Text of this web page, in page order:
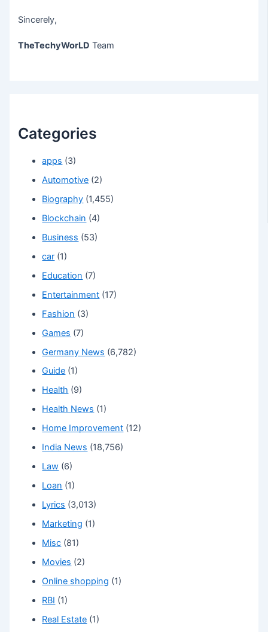
Sincerely,
TheTechyWorLD Team
Categories
apps (3)
Automotive (2)
Biography (1,455)
Blockchain (4)
Business (53)
car (1)
Education (7)
Entertainment (17)
Fashion (3)
Games (7)
Germany News (6,782)
Guide (1)
Health (9)
Health News (1)
Home Improvement (12)
India News (18,756)
Law (6)
Loan (1)
Lyrics (3,013)
Marketing (1)
Misc (81)
Movies (2)
Online shopping (1)
RBI (1)
Real Estate (1)